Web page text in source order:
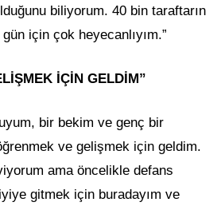
biliyorum. 40 bin taraftarın
için çok heyecanlıyım.”
İÇİN GELDİM”
bir bekim ve genç bir
ve gelişmek için geldim.
ama öncelikle defans
gitmek için buradayım ve